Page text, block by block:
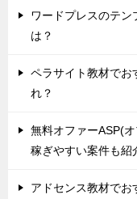
ワードプレスのテン
は？
ペラサイト教材でお
れ？
無料オファーASP(
稼ぎやすい案件も紹
アドセンス教材でお